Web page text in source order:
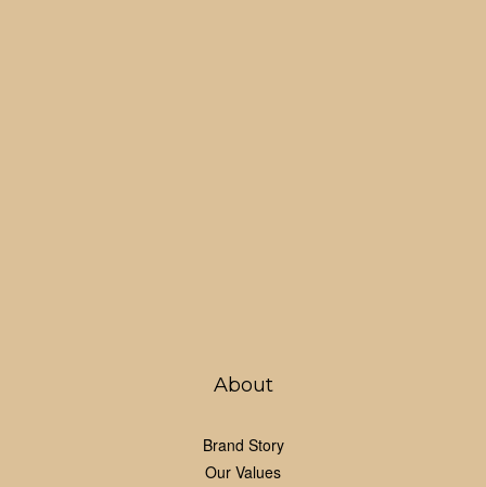
About
Brand Story
Our Values